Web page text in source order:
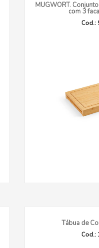
MUGWORT.
com 3
Cod.:
Tábua de
Cod.: